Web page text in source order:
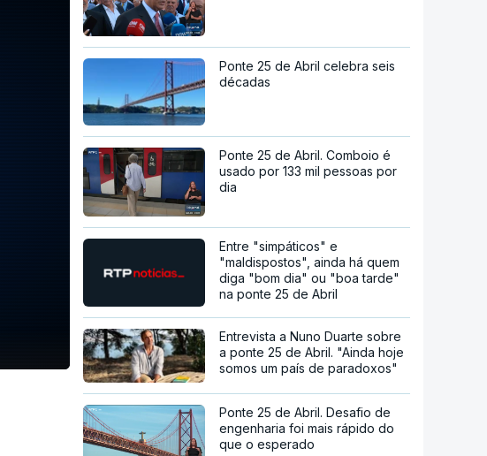
Ponte 25 de Abril celebra seis
décadas
Ponte 25 de Abril. Comboio é
usado por 133 mil pessoas por
dia
Entre "simpáticos" e
"maldispostos", ainda há quem
diga "bom dia" ou "boa tarde"
na ponte 25 de Abril
Entrevista a Nuno Duarte sobre
a ponte 25 de Abril. "Ainda hoje
somos um país de paradoxos"
Ponte 25 de Abril. Desafio de
engenharia foi mais rápido do
que o esperado